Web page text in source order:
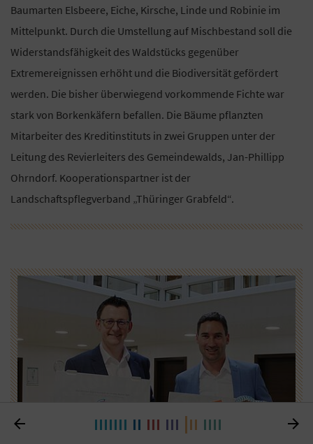
Baumarten Elsbeere, Eiche, Kirsche, Linde und Robinie im
Mittelpunkt. Durch die Umstellung auf Mischbestand soll die
Widerstandsfähigkeit des Waldstücks gegenüber
Extremereignissen erhöht und die Biodiversität gefördert
werden. Die bisher überwiegend vorkommende Fichte war
stark von Borkenkäfern befallen. Die Bäume pflanzten
Mitarbeiter des Kreditinstituts in zwei Gruppen unter der
Leitung des Revierleiters des Gemeindewalds, Jan-Phillipp
Ohrndorf. Kooperationspartner ist der
Landschaftspflegverband „Thüringer Grabfeld“.
 